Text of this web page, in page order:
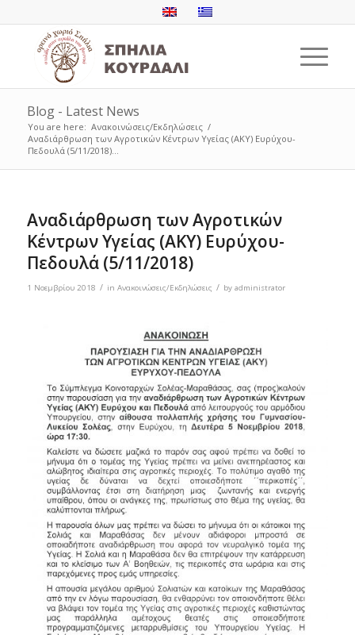
Blog - Latest News
You are here: Ανακοινώσεις/Εκδηλώσεις /
Αναδιάρθρωση των Αγροτικών Κέντρων Υγείας (ΑΚΥ) Ευρύχου-
Πεδουλά (5/11/2018)...
Αναδιάρθρωση των Αγροτικών
Κέντρων Υγείας (ΑΚΥ) Ευρύχου-
Πεδουλά (5/11/2018)
1 Νοεμβρίου 2018 / in Ανακοινώσεις/Εκδηλώσεις / by administrator